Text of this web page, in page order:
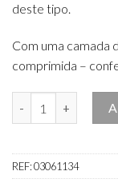
deste tipo.
Com uma camada
comprimida –
REF:03061134